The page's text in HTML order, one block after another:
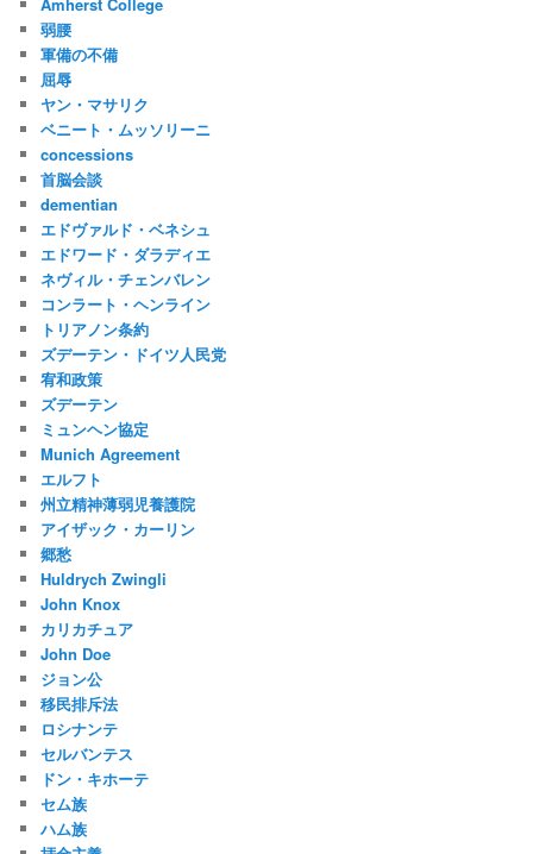
弱腰
軍備の不備
屈辱
ヤン・マサリク
ベニート・ムッソリーニ
concessions
首脳会談
dementian
エドヴァルド・ベネシュ
エドワード・ダラディエ
ネヴィル・チェンバレン
コンラート・ヘンライン
トリアノン条約
ズデーテン・ドイツ人民党
宥和政策
ズデーテン
ミュンヘン協定
Munich Agreement
エルフト
州立精神薄弱児養護院
アイザック・カーリン
郷愁
Huldrych Zwingli
John Knox
カリカチュア
John Doe
ジョン公
移民排斥法
ロシナンテ
セルバンテス
ドン・キホーテ
セム族
ハム族